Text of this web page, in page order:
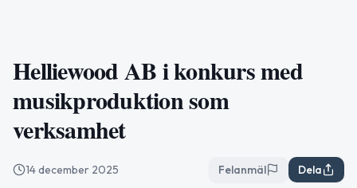
Helliewood AB i konkurs med
musikproduktion som
verksamhet
14 december 2025 Felanmäl Dela